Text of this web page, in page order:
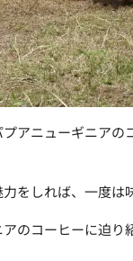
アニューギニア
をしれば、一度は
のコーヒーに迫り